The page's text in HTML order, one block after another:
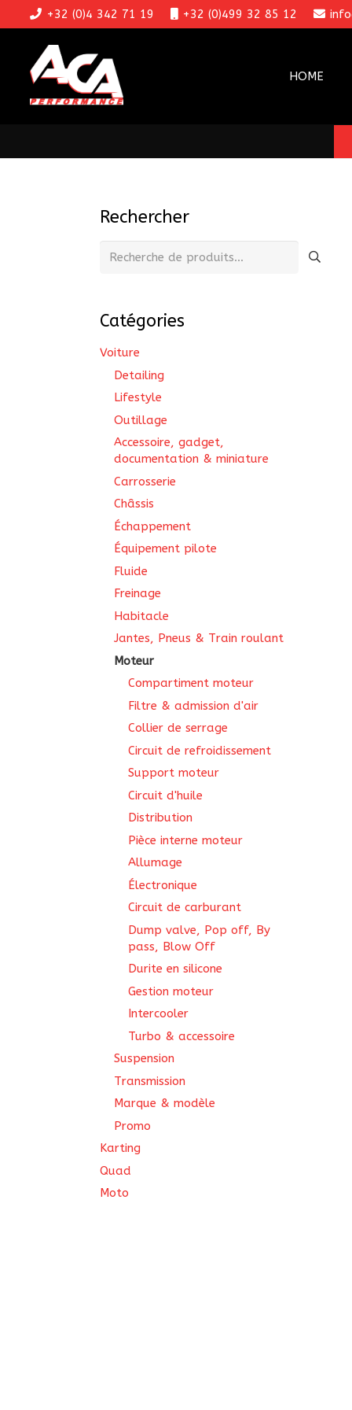
+32 (0)4 342 71 19 +32 (0)499 32 85 12
HOME
Rechercher
Recherche
Catégories
Voiture
Detailing
Lifestyle
Outillage
Accessoire, gadget,
documentation & miniature
Carrosserie
Châssis
Échappement
Équipement pilote
Fluide
Freinage
Habitacle
Jantes, Pneus & Train roulant
Moteur
Compartiment moteur
Filtre & admission d'air
Collier de serrage
Circuit de refroidissement
Support moteur
Circuit d'huile
Distribution
Pièce interne moteur
Allumage
Électronique
Circuit de carburant
Dump valve, Pop off, By
pass, Blow Off
Durite en silicone
Gestion moteur
Intercooler
Turbo & accessoire
Suspension
Transmission
Marque & modèle
Promo
Karting
Quad
Moto